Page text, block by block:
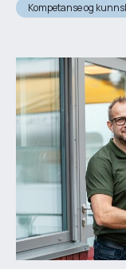
Kompetanse og